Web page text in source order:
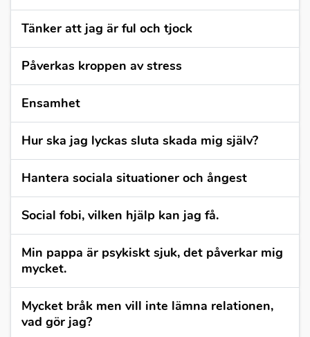
Tänker att jag är ful och tjock
Påverkas kroppen av stress
Ensamhet
Hur ska jag lyckas sluta skada mig själv?
Hantera sociala situationer och ångest
Social fobi, vilken hjälp kan jag få.
Min pappa är psykiskt sjuk, det påverkar mig
mycket.
Mycket bråk men vill inte lämna relationen,
vad gör jag?